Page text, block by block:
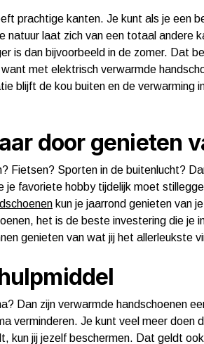
prachtige kanten. Je kunt als je een
natuur laat zich van een totaal andere
is dan bijvoorbeeld in de zomer. Dat
met elektrisch verwarmde
blijft de kou buiten en de verwarming
door genieten
Fietsen? Sporten in de buitenlucht?
je favoriete hobby tijdelijk moet
kun je jaarrond genieten van
het is de beste investering die je
genieten van wat jij het allerleukste
Dan zijn verwarmde handschoenen
verminderen. Je kunt veel meer doen
kun jij jezelf beschermen. Dat geldt